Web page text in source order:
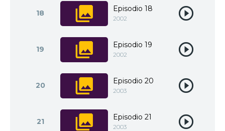
18 Episodio 18
2002
19 Episodio 19
2002
20 Episodio 20
2003
21 Episodio 21
2003